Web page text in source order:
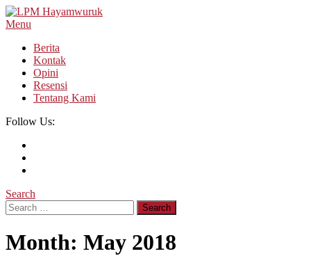
Skip
To
Menu
Berita
Kontak
Opini
Resensi
Tentang Kami
Follow Us:
Search
Search
for:
Month: May 2018